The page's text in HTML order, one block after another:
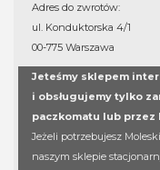
Adres do zwrotów:
ul. Konduktorska 4/1
00-775 Warszawa
Jeteśmy sklepem
i obsługujemy tylko
paczkomatu lub przez
Jeżeli potrzebujesz
naszym sklepie